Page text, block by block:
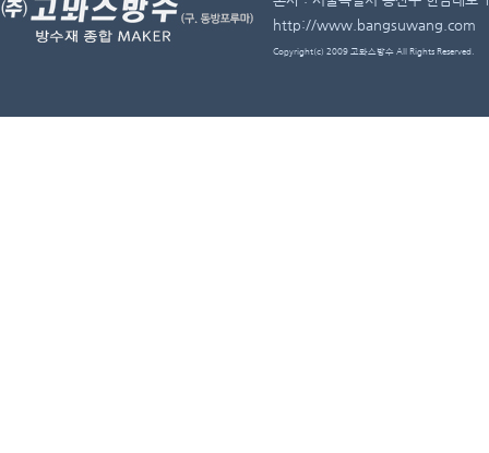
http://www.bangsuwang.com
Copyright(c) 2009 고뫄스방수 All Rights Reserved.